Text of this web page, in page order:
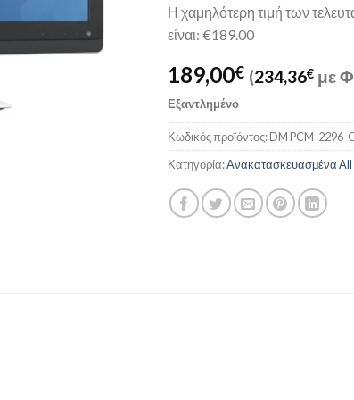
Η χαμηλότερη τιμή των
είναι: €189.00
189,00€ (234,36€ με
Εξαντλημένο
Κωδικός προϊόντος:DM PCM-2296-
Κατηγορία:Ανακατασκευασμένα All